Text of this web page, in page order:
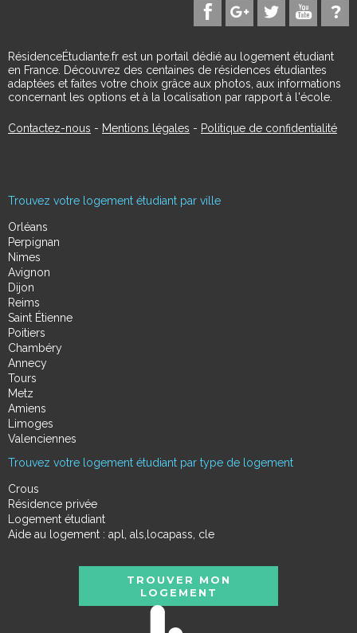
RésidenceÉtudiante.fr est un portail dédié au logement étudiant
en France. Découvrez des centaines de résidences étudiantes
adaptées et faites votre choix grâce aux photos, aux informations
concernant les options et à la localisation par rapport à l'école.
Contactez-nous - Mentions légales - Politique de confidentialité
Trouvez votre logement étudiant par ville
Orléans
Perpignan
Nimes
Avignon
Dijon
Reims
Saint Étienne
Poitiers
Chambéry
Annecy
Tours
Metz
Amiens
Limoges
Valenciennes
Trouvez votre logement étudiant par type de logement
Crous
Résidence privée
Logement étudiant
Aide au logement : apl, als,locapass, cle
TROUVER MON
LOGEMENT